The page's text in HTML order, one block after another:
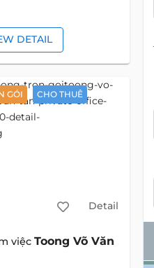
DETAIL
GÓI CHO THUÊ
Detail
việc Toong Võ Văn